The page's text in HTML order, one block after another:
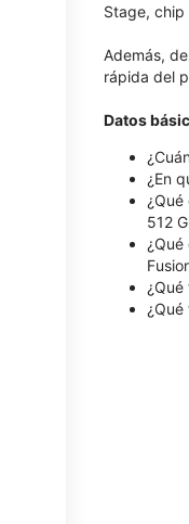
Stage, chip
Además,
rápida del
Datos
¿En
512